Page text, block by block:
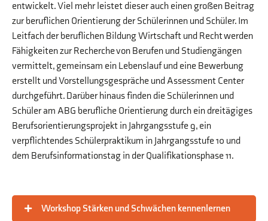
entwickelt. Viel mehr leistet dieser auch einen großen Beitrag
zur beruflichen Orientierung der Schülerinnen und Schüler. Im
Leitfach der beruflichen Bildung Wirtschaft und Recht werden
Fähigkeiten zur Recherche von Berufen und Studiengängen
vermittelt, gemeinsam ein Lebenslauf und eine Bewerbung
erstellt und Vorstellungsgespräche und Assessment Center
durchgeführt. Darüber hinaus finden die Schülerinnen und
Schüler am ABG berufliche Orientierung durch ein dreitägiges
Berufsorientierungsprojekt in Jahrgangsstufe 9, ein
verpflichtendes Schülerpraktikum in Jahrgangsstufe 10 und
dem Berufsinformationstag in der Qualifikationsphase 11.
Workshop Stärken und Schwächen kennenlernen